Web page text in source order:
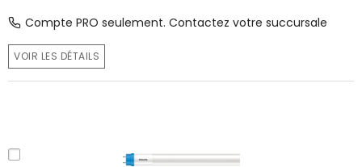
Compte PRO seulement. Contactez votre succursale
VOIR LES DÉTAILS